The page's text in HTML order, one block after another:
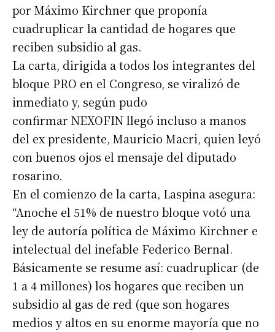
por Máximo Kirchner que proponía
cuadruplicar la cantidad de hogares que
reciben subsidio al gas.
La carta, dirigida a todos los integrantes del
bloque PRO en el Congreso, se viralizó de
inmediato y, según pudo
confirmar NEXOFIN llegó incluso a manos
del ex presidente, Mauricio Macri, quien leyó
con buenos ojos el mensaje del diputado
rosarino.
En el comienzo de la carta, Laspina asegura:
“Anoche el 51% de nuestro bloque votó una
ley de autoría política de Máximo Kirchner e
intelectual del inefable Federico Bernal.
Básicamente se resume así: cuadruplicar (de
1 a 4 millones) los hogares que reciben un
subsidio al gas de red (que son hogares
medios y altos en su enorme mayoría que no